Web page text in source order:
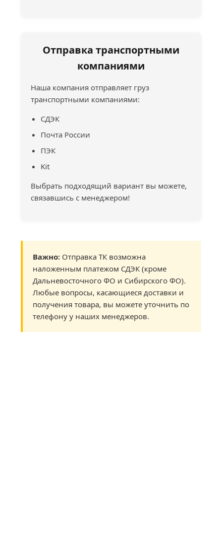
Отправка транспортными
компаниями
Наша компания отправляет груз
транспортными компаниями:
СДЭК
Почта России
ПЭК
Kit
Выбрать подходящий вариант вы можете,
связавшись с менеджером!
Важно: Отправка ТК возможна
наложенным платежом СДЭК (кроме
Дальневосточного ФО и Сибирского ФО).
Любые вопросы, касающиеся доставки и
получения товара, вы можете уточнить по
телефону у наших менеджеров.